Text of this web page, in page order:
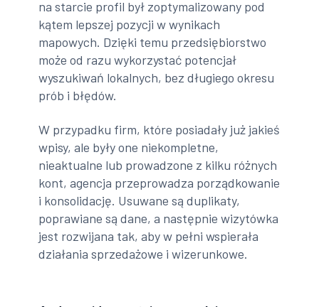
na starcie profil był zoptymalizowany pod
kątem lepszej pozycji w wynikach
mapowych. Dzięki temu przedsiębiorstwo
może od razu wykorzystać potencjał
wyszukiwań lokalnych, bez długiego okresu
prób i błędów.
W przypadku firm, które posiadały już jakieś
wpisy, ale były one niekompletne,
nieaktualne lub prowadzone z kilku różnych
kont, agencja przeprowadza porządkowanie
i konsolidację. Usuwane są duplikaty,
poprawiane są dane, a następnie wizytówka
jest rozwijana tak, aby w pełni wspierała
działania sprzedażowe i wizerunkowe.